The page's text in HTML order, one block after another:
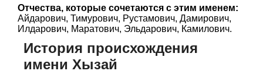
Отчества, которые сочетаются с этим именем:
Айдарович, Тимурович, Рустамович, Дамирович,
Илдарович, Маратович, Эльдарович, Камилович.
История происхождения
имени Хызай